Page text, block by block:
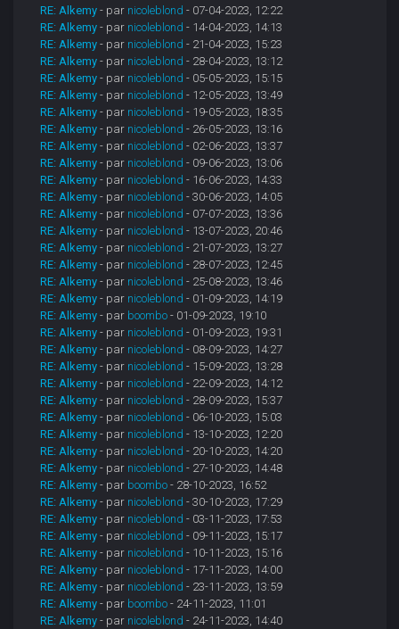
RE: Alkemy - par nicoleblond - 07-04-2023, 12:22
RE: Alkemy - par nicoleblond - 14-04-2023, 14:13
RE: Alkemy - par nicoleblond - 21-04-2023, 15:23
RE: Alkemy - par nicoleblond - 28-04-2023, 13:12
RE: Alkemy - par nicoleblond - 05-05-2023, 15:15
RE: Alkemy - par nicoleblond - 12-05-2023, 13:49
RE: Alkemy - par nicoleblond - 19-05-2023, 18:35
RE: Alkemy - par nicoleblond - 26-05-2023, 13:16
RE: Alkemy - par nicoleblond - 02-06-2023, 13:37
RE: Alkemy - par nicoleblond - 09-06-2023, 13:06
RE: Alkemy - par nicoleblond - 16-06-2023, 14:33
RE: Alkemy - par nicoleblond - 30-06-2023, 14:05
RE: Alkemy - par nicoleblond - 07-07-2023, 13:36
RE: Alkemy - par nicoleblond - 13-07-2023, 20:46
RE: Alkemy - par nicoleblond - 21-07-2023, 13:27
RE: Alkemy - par nicoleblond - 28-07-2023, 12:45
RE: Alkemy - par nicoleblond - 25-08-2023, 13:46
RE: Alkemy - par nicoleblond - 01-09-2023, 14:19
RE: Alkemy - par boombo - 01-09-2023, 19:10
RE: Alkemy - par nicoleblond - 01-09-2023, 19:31
RE: Alkemy - par nicoleblond - 08-09-2023, 14:27
RE: Alkemy - par nicoleblond - 15-09-2023, 13:28
RE: Alkemy - par nicoleblond - 22-09-2023, 14:12
RE: Alkemy - par nicoleblond - 28-09-2023, 15:37
RE: Alkemy - par nicoleblond - 06-10-2023, 15:03
RE: Alkemy - par nicoleblond - 13-10-2023, 12:20
RE: Alkemy - par nicoleblond - 20-10-2023, 14:20
RE: Alkemy - par nicoleblond - 27-10-2023, 14:48
RE: Alkemy - par boombo - 28-10-2023, 16:52
RE: Alkemy - par nicoleblond - 30-10-2023, 17:29
RE: Alkemy - par nicoleblond - 03-11-2023, 17:53
RE: Alkemy - par nicoleblond - 09-11-2023, 15:17
RE: Alkemy - par nicoleblond - 10-11-2023, 15:16
RE: Alkemy - par nicoleblond - 17-11-2023, 14:00
RE: Alkemy - par nicoleblond - 23-11-2023, 13:59
RE: Alkemy - par boombo - 24-11-2023, 11:01
RE: Alkemy - par nicoleblond - 24-11-2023, 14:40